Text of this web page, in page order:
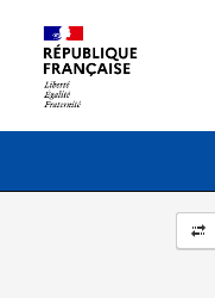
Menu principal